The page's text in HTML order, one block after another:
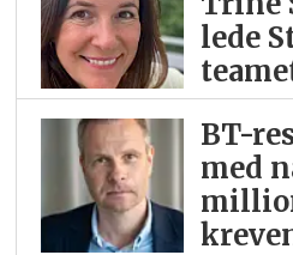
lede
BT-
med